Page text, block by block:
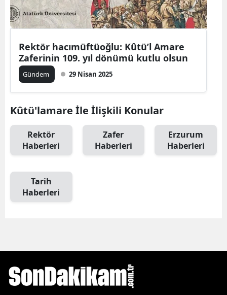
Rektör hacımüftüoğlu: Kûtü’l Amare
Zaferinin 109. yıl dönümü kutlu olsun
Gündem 29 Nisan 2025
Kûtü'lamare İle İlişkili Konular
Rektör
Haberleri
Zafer
Haberleri
Erzurum
Haberleri
Tarih
Haberleri